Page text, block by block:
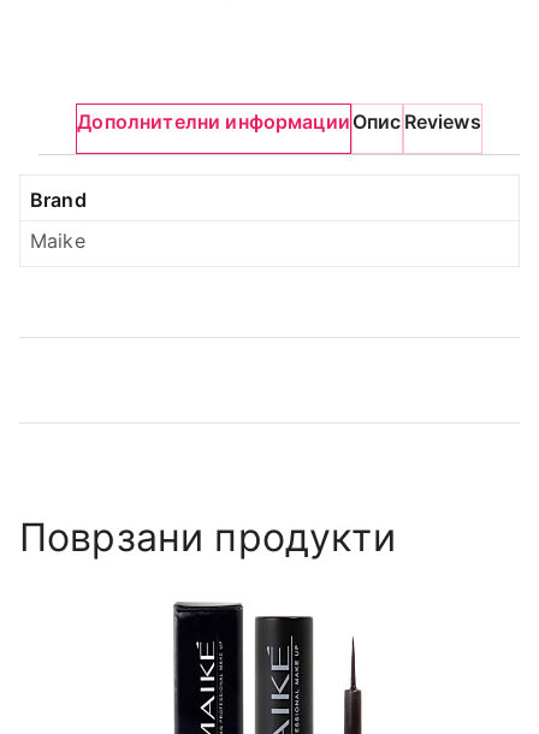
Дополнителни информации Опис Reviews
Brand
Maike
Поврзани продукти